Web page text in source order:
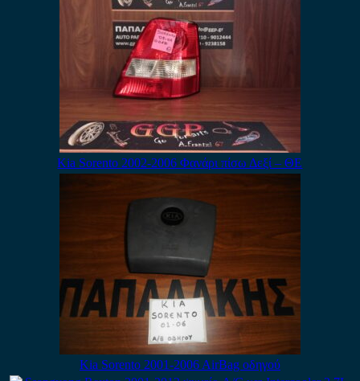
Kia Sorento 2002-2006 Φανάρι πίσω Δεξί – ΘΕ
Kia Sorento 2001-2006 AirBag οδηγού